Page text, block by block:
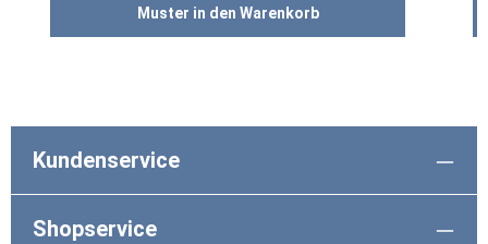
Muster in den Warenkorb
Kundenservice
Shopservice